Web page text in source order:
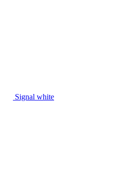
Signal white